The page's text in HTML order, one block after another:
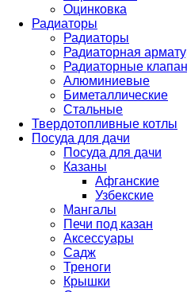
Оцинковка
Радиаторы
Радиаторы
Радиаторная
Радиаторные
Алюминиевые
Биметаллические
Стальные
Твердотопливные котлы
Посуда для дачи
Посуда для дачи
Казаны
Афганские
Узбекские
Мангалы
Печи под казан
Аксессуары
Садж
Треноги
Крышки